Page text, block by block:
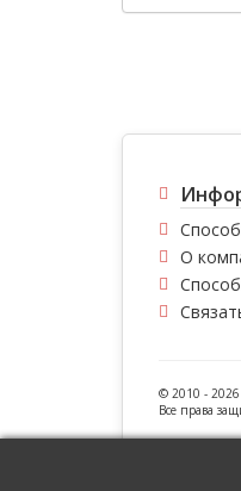
О
© 2010 - 2026
Все права